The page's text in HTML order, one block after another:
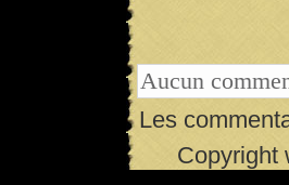
Aucun
Les
Copyright